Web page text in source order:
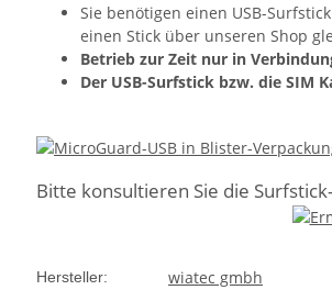
Sie benötigen einen USB-
einen Stick über unseren Shop
Betrieb zur Zeit nur in
Der USB-Surfstick bzw. die SIM
Bitte konsultieren Sie die
Hersteller: wiatec gmbh